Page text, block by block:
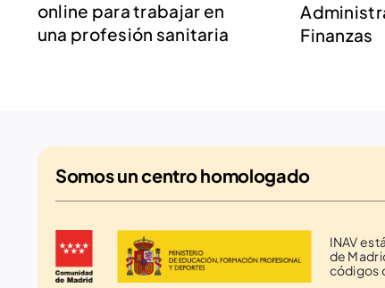
online para trabajar en
una profesión sanitaria
Finanzas
Somos uncentro homologado
INAV
de
códigos